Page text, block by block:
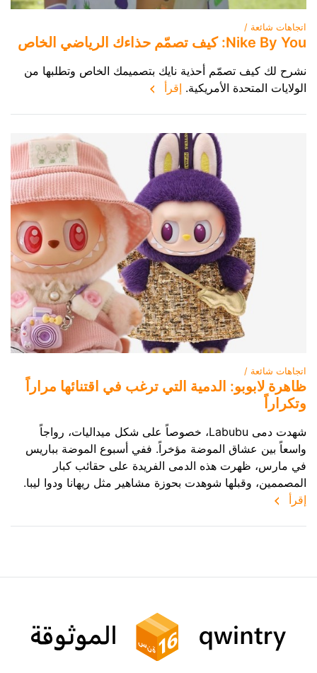
اتجاهات شائعة /
Nike By You: كيف تصمّم حذاءك الرياضي الخاص
نشرح لك كيف تصمّم أحذية نايك بتصميمك الخاص وتطلبها من
الولايات المتحدة الأمريكية. إقرأ
اتجاهات شائعة /
ظاهرة لابوبو: الدمية التي ترغب في اقتنائها مراراً
وتكراراً
شهدت دمى Labubu، خصوصاً على شكل ميداليات، رواجاً
واسعاً بين عشاق الموضة مؤخراً. ففي أسبوع الموضة بباريس
في مارس، ظهرت هذه الدمى الفريدة على حقائب كبار
المصممين، وقبلها شوهدت بحوزة مشاهير مثل ريهانا ودوا ليبا.
إقرأ